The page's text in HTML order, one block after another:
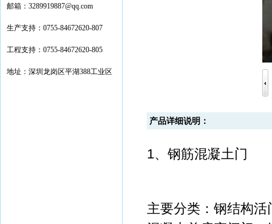
邮箱：3289919887@qq.com
生产支持：0755-84672620-807
工程支持：0755-84672620-805
地址：深圳龙岗区平湖388工业区
产品详细说明：
1、钢筋混凝土门
主要分类：钢结构